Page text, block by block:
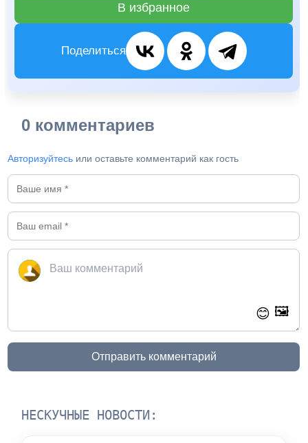
В избранное
Поделиться
0 комментариев
Авторизуйтесь или оставьте комментарий как гость
😊 🖼️
Отправить комментарий
НЕСКУЧНЫЕ НОВОСТИ: